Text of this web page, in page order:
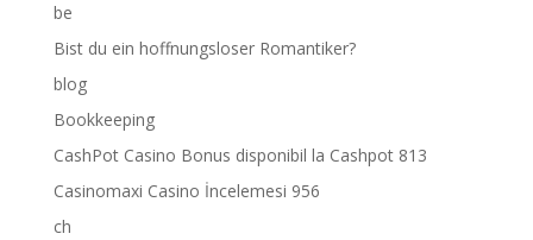
be
Bist du ein hoffnungsloser Romantiker?
blog
Bookkeeping
CashPot Casino Bonus disponibil la Cashpot 813
Casinomaxi Casino İncelemesi 956
ch